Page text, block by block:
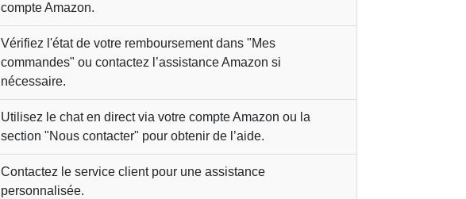
compte Amazon.
Vérifiez l'état de votre remboursement dans "Mes
commandes" ou contactez l’assistance Amazon si
nécessaire.
Utilisez le chat en direct via votre compte Amazon ou la
section "Nous contacter" pour obtenir de l’aide.
Contactez le service client pour une assistance
personnalisée.